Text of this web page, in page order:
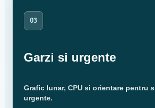
03
Garzi si urgente
Grafic lunar, CPU si orientare pentru
urgente.